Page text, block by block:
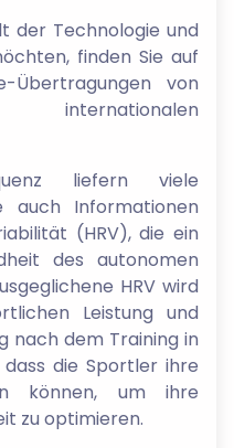
der Technologie und
finden Sie auf
Übertragungen von
liefern viele
auch Informationen
(HRV), die ein
des autonomen
HRV wird
Leistung und
nach dem Training in
die Sportler ihre
können, um ihre
zu optimieren.